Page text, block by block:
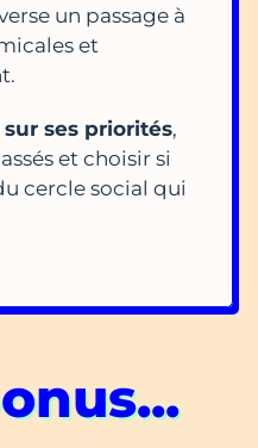
un passage à
et
ses priorités,
et choisir si
cercle social qui